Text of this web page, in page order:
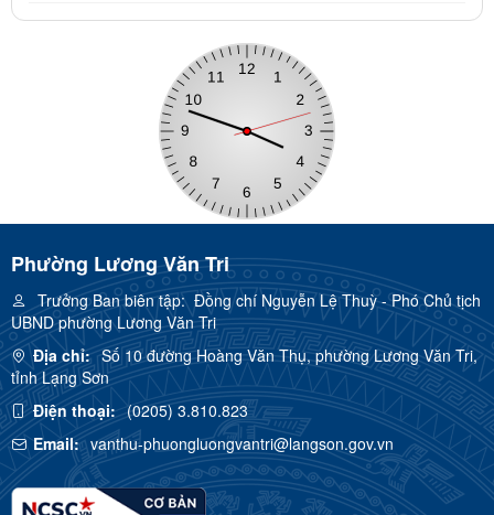
Phường Lương Văn Tri
Trưởng Ban biên tập:Đồng chí Nguyễn Lệ Thuỳ - Phó Chủ tịch
UBND phường Lương Văn Tri
Địa chỉ: Số 10 đường Hoàng Văn Thụ, phường Lương Văn Tri,
tỉnh Lạng Sơn
Điện thoại: (0205) 3.810.823
Email: vanthu-phuongluongvantri@langson.gov.vn